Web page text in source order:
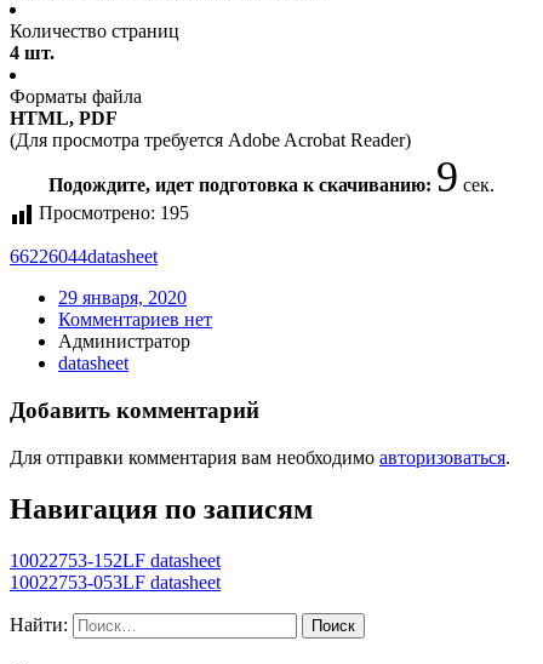
Количество страниц
4 шт.
Форматы файла
HTML, PDF
(Для просмотра требуется Adobe Acrobat Reader)
Подождите, идет подготовка к скачиванию: 9 сек.
Просмотрено: 195
66226044datasheet
29 января, 2020
Комментариев нет
Администратор
datasheet
Добавить комментарий
Для отправки комментария вам необходимо авторизоваться.
Навигация по записям
10022753-152LF datasheet
10022753-053LF datasheet
Найти: